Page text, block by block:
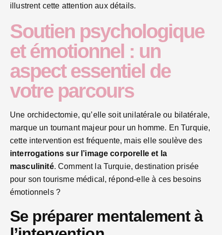
illustrent cette attention aux détails.
Soutien psychologique
et émotionnel : un
aspect essentiel de
votre parcours
Une orchidectomie, qu’elle soit unilatérale ou bilatérale,
marque un tournant majeur pour un homme. En Turquie,
cette intervention est fréquente, mais elle soulève des
interrogations sur l’image corporelle et la
masculinité. Comment la Turquie, destination prisée
pour son tourisme médical, répond-elle à ces besoins
émotionnels ?
Se préparer mentalement à